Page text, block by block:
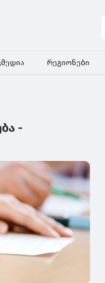
რეგიონები
-